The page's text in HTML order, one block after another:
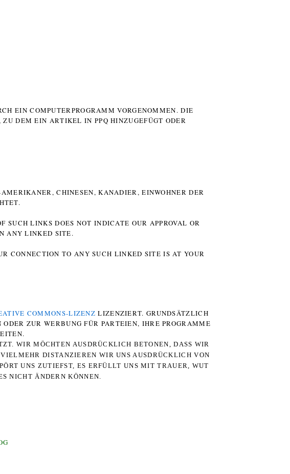
EIN COMPUTERPROGRAMM VORGENOMMEN. DIE
DEM EIN ARTIKEL IN PPQ HINZUGEFÜGT ODER
CHINESEN, KANADIER, EINWOHNER DER P
SUCH LINKS DOES NOT INDICATE OUR APPROVAL OR
ANY LINKED SITE.
CONNECTION TO ANY SUCH LINKED SITE IS AT YOUR
COMMONS-LIZENZ LIZENZIERT. GRUNDSÄTZLICH
ZUR WERBUNG FÜR PARTEIEN, IHRE PROGRAMME
WIR MÖCHTEN AUSDRÜCKLICH BETONEN, DASS WIR
DISTANZIEREN WIR UNS AUSDRÜCKLICH VON
UNS ZUTIEFST, ES ERFÜLLT UNS MIT TRAUER, WUT
NICHT ÄNDERN KÖNNEN.